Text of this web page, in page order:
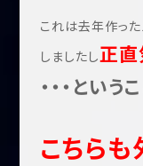
これは去年作っ
しましたし正直
・・・という
こちら